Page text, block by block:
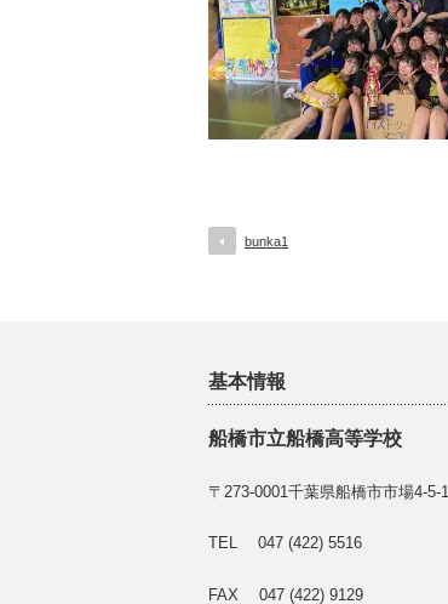
bunka1
基本情報
船橋市立船橋高等学校
〒273-0001千葉県船橋市市場4-5-1
TEL 047 (422) 5516
FAX 047 (422) 9129